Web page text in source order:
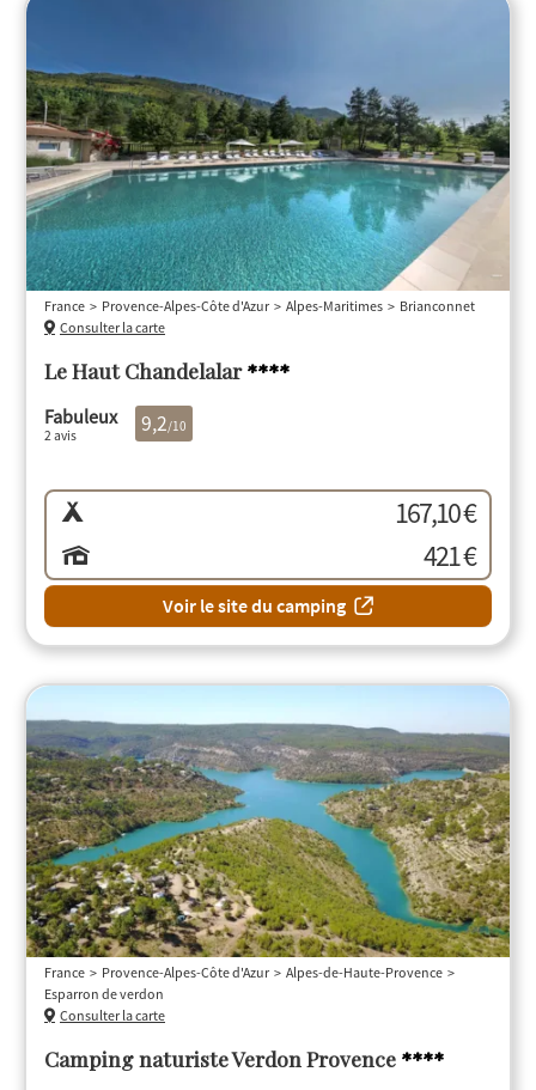
Le Haut Chandelalar****
France Provence-Alpes-Côte d'Azur Alpes-Maritimes
Brianconnet
Consulter la carte
Fabuleux
2 avis 9,2/10
167,10 €
421 €
Voir le site du camping
Camping naturiste Verdon Provence ****
France Provence-Alpes-Côte d'Azur
Alpes-de-Haute-Provence
Esparron de verdon
Consulter la carte